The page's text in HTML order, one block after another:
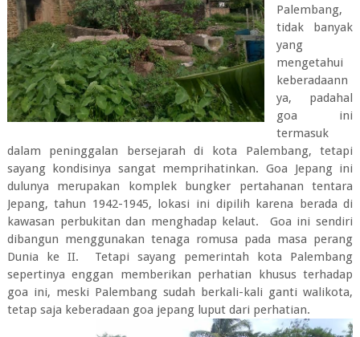
Palembang,
tidak banyak
yang
mengetahui
keberadaann
ya, padahal
goa ini
termasuk
dalam peninggalan bersejarah di kota Palembang, tetapi
sayang kondisinya sangat memprihatinkan. Goa Jepang ini
dulunya merupakan komplek bungker pertahanan tentara
Jepang, tahun 1942-1945, lokasi ini dipilih karena berada di
kawasan perbukitan dan menghadap kelaut. Goa ini sendiri
dibangun menggunakan tenaga romusa pada masa perang
Dunia ke II. Tetapi sayang pemerintah kota Palembang
sepertinya enggan memberikan perhatian khusus terhadap
goa ini, meski Palembang sudah berkali-kali ganti walikota,
tetap saja keberadaan goa jepang luput dari perhatian.